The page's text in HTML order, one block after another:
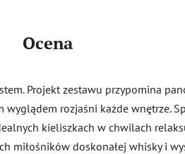
Ocena
Projekt zestawu przypomina
rozjaśni każde wnętrze.
kieliszkach w chwilach
miłośników doskonałej whisky i